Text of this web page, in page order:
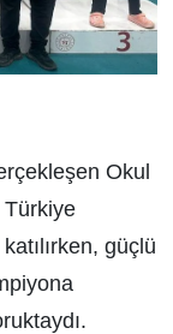
Okul
Türkiye
güçlü